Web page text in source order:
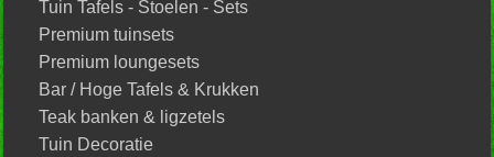
Tuin Tafels - Stoelen - Sets
Premium tuinsets
Premium loungesets
Bar / Hoge Tafels & Krukken
Teak banken & ligzetels
Tuin Decoratie